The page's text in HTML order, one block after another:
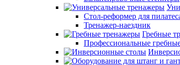
Стол-реформер для
Тренажер-наездник
Гребные
Профессиональные